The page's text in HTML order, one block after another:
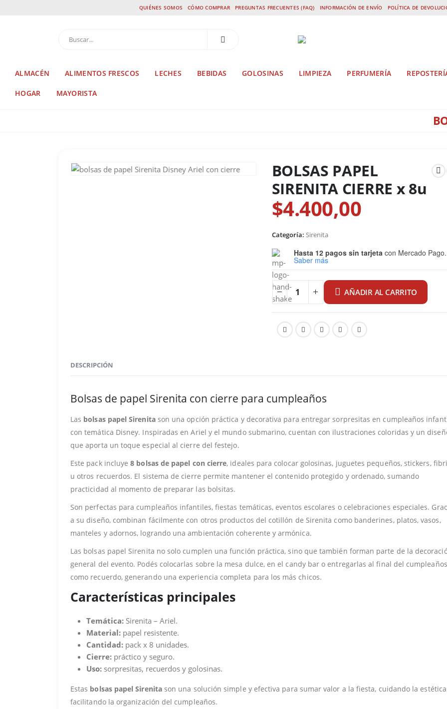
QUIÉNES SOMOS CÓMO COMPRAR PREGUNTAS FRECUENTES (FAQ) INFORMACIÓN DE ENVÍO POLÍTICA DE
ALMACÉN ALIMENTOS FRESCOS LECHES BEBIDAS GOLOSINAS LIMPIEZA PERFUMERÍA
HOGAR MAYORISTA
BOLSAS PAPEL
SIRENITA CIERRE x 8u
$4.400,00
Categoría: Sirenita
Hasta 12 pagos sin tarjeta con Mercado Pago.
Saber más
AÑADIR AL CARRITO
DESCRIPCIÓN
Bolsas de papel Sirenita con cierre para cumpleaños
Las bolsas papel Sirenitason una opción práctica y decorativa para entregar sorpresitas en cumpleaños
con temática Disney. Inspiradas en Ariel y el mundo submarino, cuentan con ilustraciones coloridas y un
que aporta un toque especial al cierre del festejo.
Este pack incluye8 bolsas de papel con cierre, ideales para colocar golosinas, juguetes pequeños, stickers,
u otros recuerdos. El sistema de cierre permite mantener el contenido protegido y ordenado, sumando
practicidad al momento de preparar las bolsitas.
Son perfectas para cumpleaños infantiles, fiestas temáticas, eventos escolares o celebraciones especiales.
a su diseño, combinan fácilmente con otros productos del cotillón de Sirenita como banderines, platos, vasos,
manteles y adornos, logrando una ambientación coherente y armónica.
Las bolsas papel Sirenita no solo cumplen una función práctica, sino que también forman parte de la
general del evento. Podés colocarlas sobre la mesa dulce, en el candy bar o entregarlas al final del cumpleaños
como recuerdo, generando una experiencia completa para los más chicos.
Características principales
Temática: Sirenita – Ariel.
Material: papel resistente.
Cantidad: pack x 8 unidades.
Cierre: práctico y seguro.
Uso: sorpresitas, recuerdos y golosinas.
Estas bolsas papel Sirenitason una solución simple y efectiva para sumar valor a la fiesta, cuidando la
facilitando la organización del cumpleaños.